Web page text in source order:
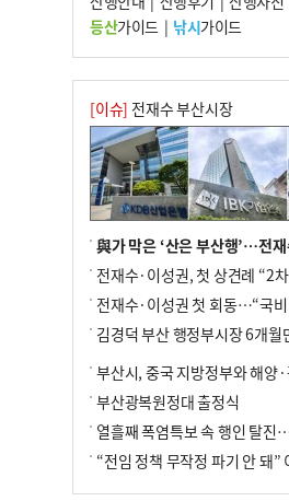
10 국힘 부산시당, ‘정이한 조력’
위에…‘한동훈 지지’도 신고
등산가이드| 낚시가이드
[이슈] 전재수 부산시장
부산시, 중국 지방정부와 해양
부산광복원정대 출정식